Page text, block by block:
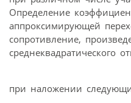
Определение
аппроксимирующей
сопротивление,
среднеквадратического
при наложении